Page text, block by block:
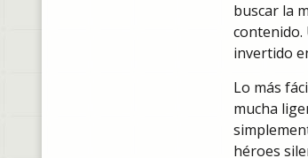
buscar la
contenido.
invertido
Lo más
mucha
héroes